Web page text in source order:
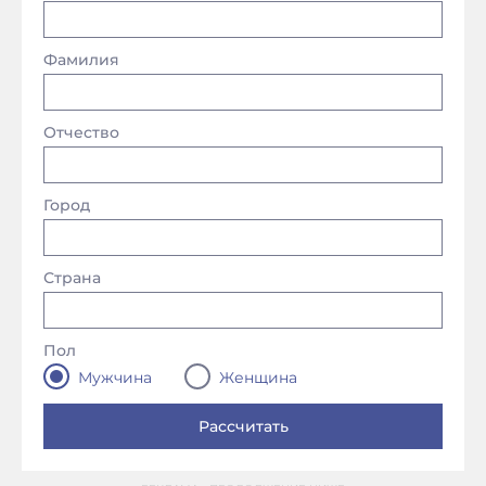
Фамилия
Отчество
Страна
Город
Пол
Мужчина
Женщина